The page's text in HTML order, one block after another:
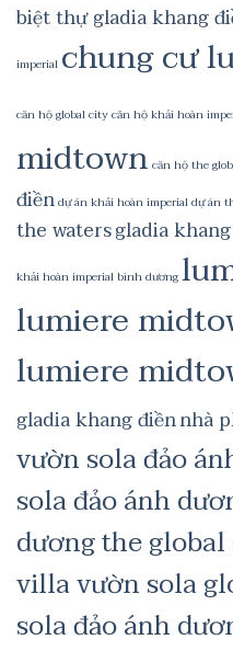
biệt thự gladia khang
imperial chung cư
căn hộ global citycăn hộ khải hoàn
midtown căn hộ the
điềndự án khải hoàn imperialdự án
the watersgladia
khải hoàn imperial bình dương
lumiere
lumiere
gladia khang điềnnhà
vườn sola đảo
sola đảo ánh
dương the
villa vườn sola
sola đảo ánh